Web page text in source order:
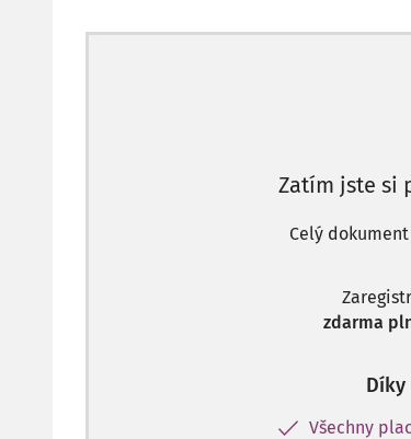
Zatím jste si
Celý
zdarma
Všechny